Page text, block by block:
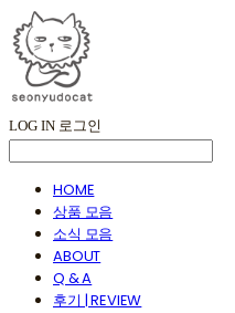
LOG IN 로그인
HOME
상품 모음
소식 모음
ABOUT
Q & A
후기 | REVIEW